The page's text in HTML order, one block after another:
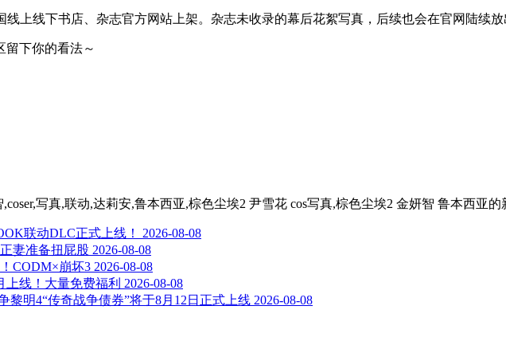
上线下书店、杂志官方网站上架。杂志未收录的幕后花絮写真，后续也会在官网陆续放
留下你的看法～
写真,联动,达莉安,鲁本西亚,棕色尘埃2 尹雪花 cos写真,棕色尘埃2 金妍智 鲁本西亚的
联动DLC正式上线！
2026-08-08
妻准备扭屁股 2026-08-08
CODM×崩坏3 2026-08-08
上线！大量免费福利 2026-08-08
黎明4“传奇战争债券”将于8月12日正式上线 2026-08-08